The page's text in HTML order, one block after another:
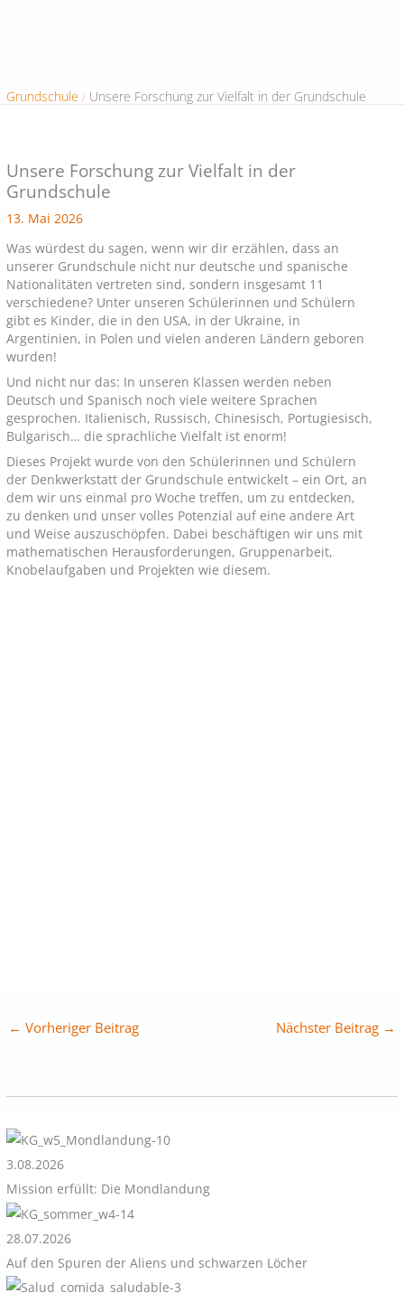
Grundschule Unsere Forschung zur Vielfalt in der Grundschule
Unsere Forschung zur Vielfalt in der
Grundschule
13. Mai 2026
Was würdest du sagen, wenn wir dir erzählen, dass an
unserer Grundschule nicht nur deutsche und spanische
Nationalitäten vertreten sind, sondern insgesamt 11
verschiedene? Unter unseren Schülerinnen und Schülern
gibt es Kinder, die in den USA, in der Ukraine, in
Argentinien, in Polen und vielen anderen Ländern geboren
wurden!
Und nicht nur das: In unseren Klassen werden neben
Deutsch und Spanisch noch viele weitere Sprachen
gesprochen. Italienisch, Russisch, Chinesisch, Portugiesisch,
Bulgarisch… die sprachliche Vielfalt ist enorm!
Dieses Projekt wurde von den Schülerinnen und Schülern
der Denkwerkstatt der Grundschule entwickelt – ein Ort, an
dem wir uns einmal pro Woche treffen, um zu entdecken,
zu denken und unser volles Potenzial auf eine andere Art
und Weise auszuschöpfen. Dabei beschäftigen wir uns mit
mathematischen Herausforderungen, Gruppenarbeit,
Knobelaufgaben und Projekten wie diesem.
← Vorheriger Beitrag Nächster Beitrag →
3.08.2026
Mission erfüllt: Die Mondlandung
28.07.2026
Auf den Spuren der Aliens und schwarzen Löcher